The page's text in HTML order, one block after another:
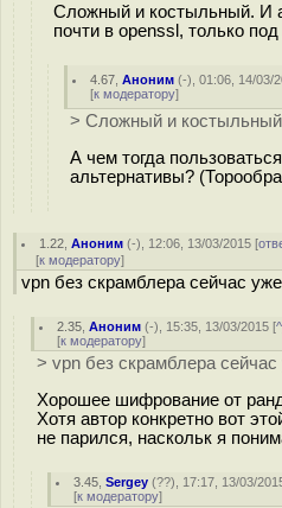
Сложный и костыльный. И
почти в openssl, только
4.67 ,Аноним (-), 01:06, 14/03/
[к модератору]
> Сложный и
А чем тогда
альтернативы?
1.22 ,Аноним (-), 12:06, 13/03/2015 [
[к модератору]
vpn без скрамблера сейчас
2.35 ,Аноним (-), 15:35, 13/03/2015 [^
[к модератору]
> vpn без скрамблера
Хорошее шифрование от
Хотя автор конкретно вот
не парился, наскольк я
3.45 ,Sergey (??), 17:17, 13/03/
[к модератору]